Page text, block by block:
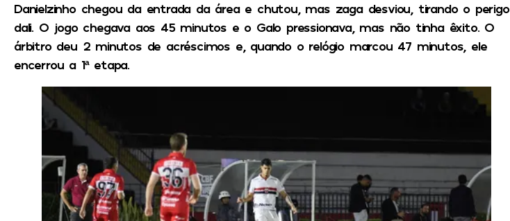
Danielzinho chegou da entrada da área e chutou, mas zaga desviou, tirando o perigo
dali. O jogo chegava aos 45 minutos e o Galo pressionava, mas não tinha êxito. O
árbitro deu 2 minutos de acréscimos e, quando o relógio marcou 47 minutos, ele
encerrou a 1ª etapa.